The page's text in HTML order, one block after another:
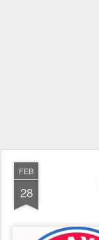
FEB
28